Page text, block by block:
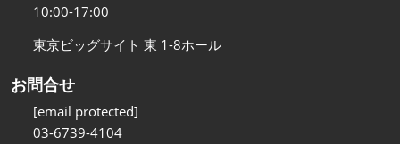
10:00-17:00
東京ビッグサイト 東 1-8ホール
お問合せ
[email protected]
03-6739-4104